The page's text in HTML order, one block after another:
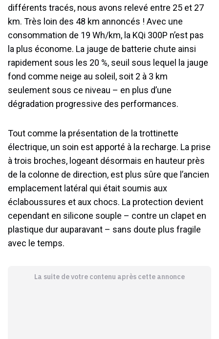
différents tracés, nous avons relevé entre 25 et 27
km. Très loin des 48 km annoncés ! Avec une
consommation de 19 Wh/km, la KQi 300P n’est pas
la plus économe. La jauge de batterie chute ainsi
rapidement sous les 20 %, seuil sous lequel la jauge
fond comme neige au soleil, soit 2 à 3 km
seulement sous ce niveau – en plus d’une
dégradation progressive des performances.
Tout comme la présentation de la trottinette
électrique, un soin est apporté à la recharge. La prise
à trois broches, logeant désormais en hauteur près
de la colonne de direction, est plus sûre que l’ancien
emplacement latéral qui était soumis aux
éclaboussures et aux chocs. La protection devient
cependant en silicone souple – contre un clapet en
plastique dur auparavant – sans doute plus fragile
avec le temps.
La suite de votre contenu après cette annonce